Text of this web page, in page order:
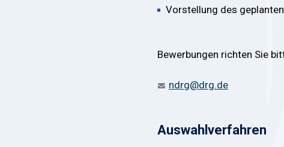
Vorstellung des
Bewerbungen richten Sie
ndrg@drg.de
Auswahlverfahren